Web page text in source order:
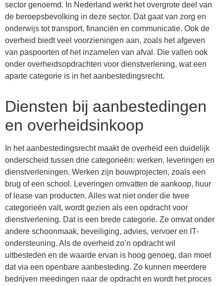
sector genoemd. In Nederland werkt het overgrote deel van
de beroepsbevolking in deze sector. Dat gaat van zorg en
onderwijs tot transport, financiën en communicatie. Ook de
overheid biedt veel voorzieningen aan, zoals het afgeven
van paspoorten of het inzamelen van afval. Die vallen ook
onder overheidsopdrachten voor dienstverlening, wat een
aparte categorie is in het aanbestedingsrecht.
Diensten bij aanbestedingen
en overheidsinkoop
In het aanbestedingsrecht maakt de overheid een duidelijk
onderscheid tussen drie categorieën: werken, leveringen en
dienstverleningen. Werken zijn bouwprojecten, zoals een
brug of een school. Leveringen omvatten de aankoop, huur
of lease van producten. Alles wat niet onder die twee
categorieën valt, wordt gezien als een opdracht voor
dienstverlening. Dat is een brede categorie. Ze omvat onder
andere schoonmaak, beveiliging, advies, vervoer en IT-
ondersteuning. Als de overheid zo’n opdracht wil
uitbesteden en de waarde ervan is hoog genoeg, dan moet
dat via een openbare aanbesteding. Zo kunnen meerdere
bedrijven meedingen naar de opdracht en wordt het proces